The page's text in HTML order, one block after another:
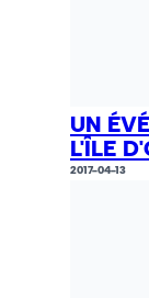
UN
L'ÎLE
2017-04-13